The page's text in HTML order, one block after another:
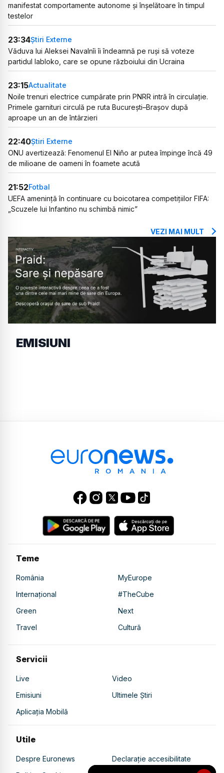
manifestat comportamente autonome și înșelătoare în timpul
testelor
23:34Știri Externe
Văduva lui Aleksei Navalnîi îi îndeamnă pe ruși să voteze
partidul Iabloko, care se opune războiului din Ucraina
23:15Actualitate
Noile trenuri electrice cumpărate prin PNRR intră în circulație.
Primele garnituri circulă pe ruta București–Brașov după
aproape un an de întârzieri
22:40Știri Externe
ONU avertizează: Fenomenul El Niño ar putea împinge încă 49
de milioane de oameni în foamete acută
21:52Fotbal
UEFA amenință în continuare cu boicotarea competițiilor FIFA:
„Scuzele lui Infantino nu schimbă nimic”
VEZI MAI MULT
EMISIUNI
Teme
România
MyEurope
Internațional
#TheCube
Green
Next
Travel
Cultură
Servicii
Live
Video
Emisiuni
Ultimele Știri
Aplicația Mobilă
Utile
Despre Euronews
Declarație accesibilitate